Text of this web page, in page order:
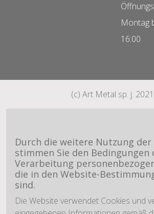
Montag
16:00
(c) Art Metal sp. j.
Durch die weitere Nutzung der
stimmen Sie den Bedingungen
Verarbeitung
die in den Website-
sind.
Die Website verwendet Cookies und